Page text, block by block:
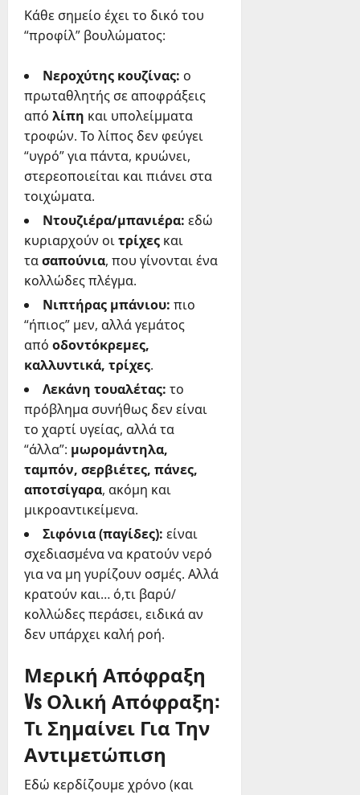
Κάθε σημείο έχει το δικό του
“προφίλ” βουλώματος:
Νεροχύτης κουζίνας: ο
πρωταθλητής σε αποφράξεις
από λίπη και υπολείμματα
τροφών. Το λίπος δεν φεύγει
“υγρό” για πάντα, κρυώνει,
στερεοποιείται και πιάνει στα
τοιχώματα.
Ντουζιέρα/μπανιέρα: εδώ
κυριαρχούν οιτρίχες και
τασαπούνια, που γίνονται ένα
κολλώδες πλέγμα.
Νιπτήρας μπάνιου: πιο
“ήπιος” μεν, αλλά γεμάτος
από οδοντόκρεμες,
καλλυντικά, τρίχες.
Λεκάνη τουαλέτας: το
πρόβλημα συνήθως δεν είναι
το χαρτί υγείας, αλλά τα
“άλλα”: μωρομάντηλα,
ταμπόν, σερβιέτες, πάνες,
αποτσίγαρα, ακόμη και
μικροαντικείμενα.
Σιφόνια (παγίδες): είναι
σχεδιασμένα να κρατούν νερό
για να μη γυρίζουν οσμές. Αλλά
κρατούν και… ό,τι βαρύ/
κολλώδες περάσει, ειδικά αν
δεν υπάρχει καλή ροή.
Μερική Απόφραξη
Vs Ολική Απόφραξη:
Τι Σημαίνει Για Την
Αντιμετώπιση
Εδώ κερδίζουμε χρόνο (και